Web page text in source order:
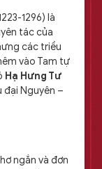
1296) là
tác của
các triều
vào Tam tự
Hạ Hưng Tư
đại Nguyên –
ngắn và đơn